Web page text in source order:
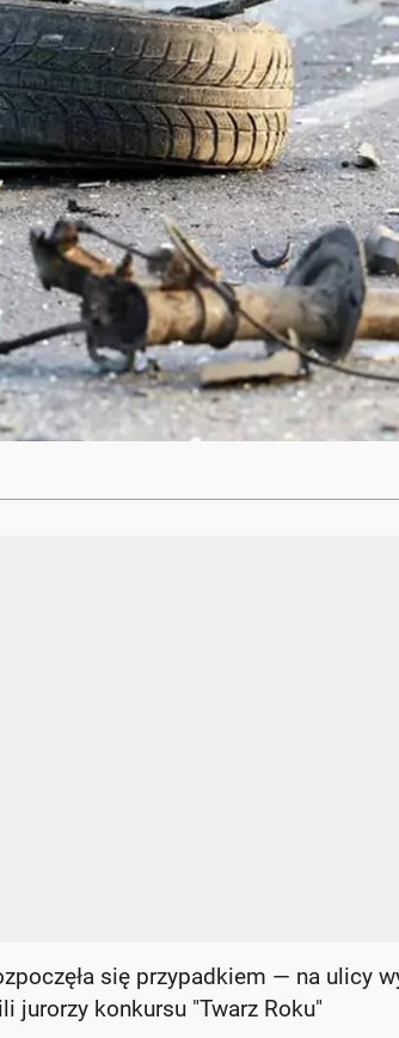
się przypadkiem — na ulicy
jurorzy konkursu "Twarz Roku"